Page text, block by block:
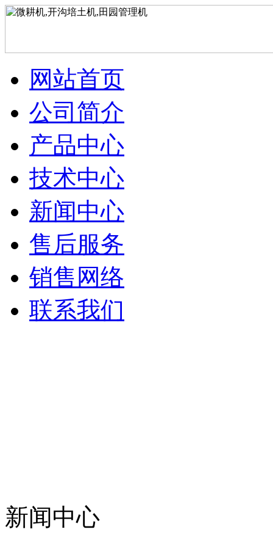
网站首页
公司简介
产品中心
技术中心
新闻中心
售后服务
销售网络
联系我们
新闻中心